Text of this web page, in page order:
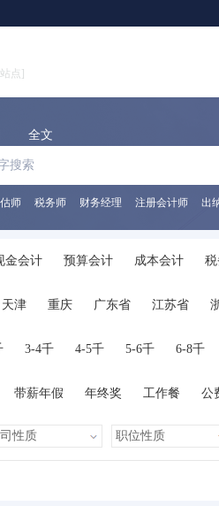
点]
全文
师 税务师 财务经理 注册会计师 出
金会计 预算会计 成本会计
管 审计专员/助理 税务经理
天津 重庆 广东省 江苏省
3-4千 4-5千 5-6千 6-8千
带薪年假 年终奖 工作餐 公